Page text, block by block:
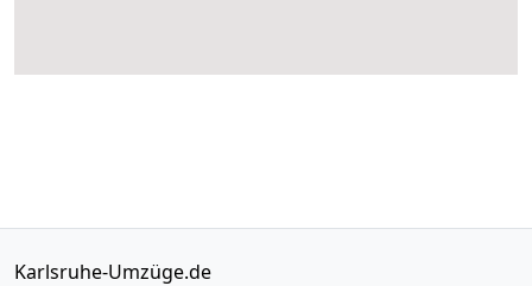
Karlsruhe-Umzüge.de